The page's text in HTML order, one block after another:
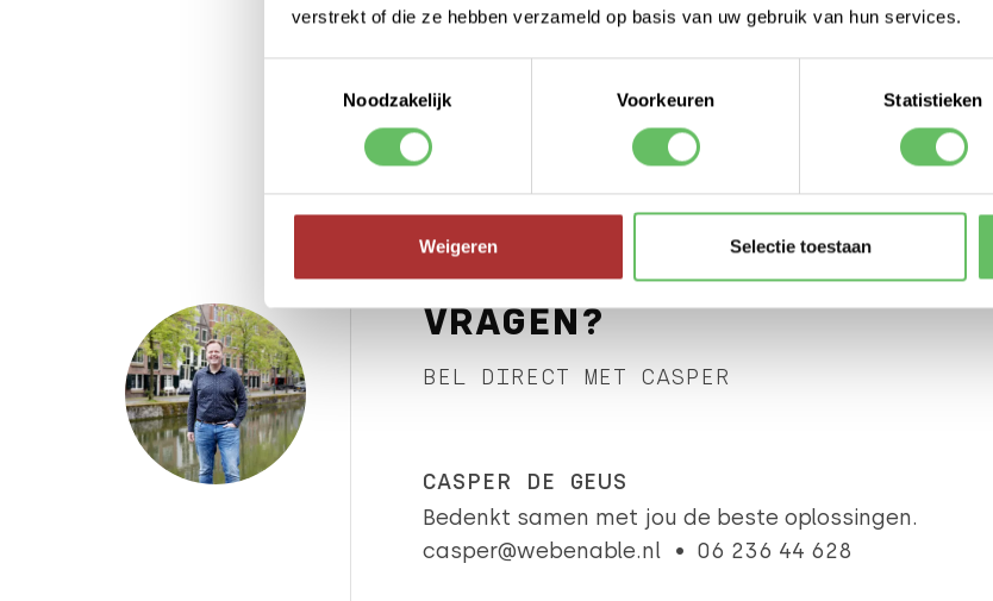
verstrekt of die ze hebben verzameld op basis van uw gebruik van hun services.
Noodzakelijk
Voorkeuren Statistieken
Weigeren Selectie toestaan
de vorige modellen. Lees meer
LEES ARTIKEL >
VRAGEN?
BEL DIRECT MET CASPER
CASPER DE GEUS
Bedenkt samen met jou de beste oplossingen.
casper@webenable.nl
06 236 44 628